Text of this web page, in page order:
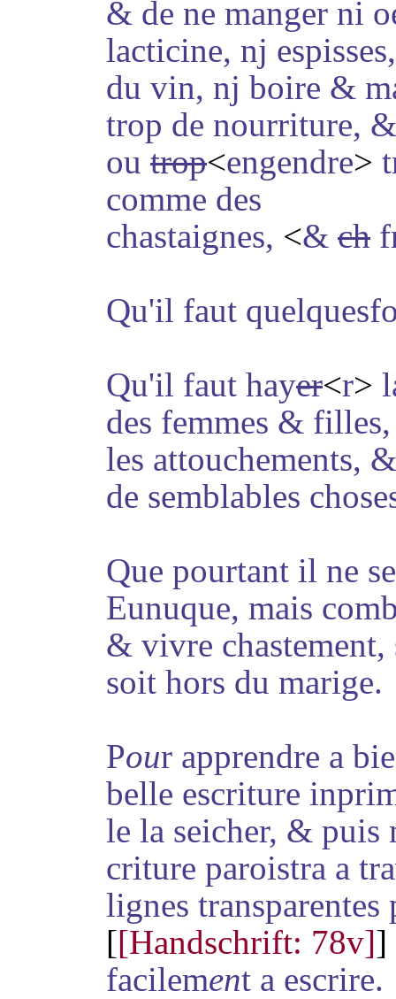
& de ne manger ni
lacticine, nj
du vin, nj boire &
trop de nourriture,
ou trop<engendre>
comme des
chastaignes, <& ch
Qu'il faut
Qu'il faut hayer<r>
des femmes &
les attouchements,
de semblables
Que pourtant il ne
Eunuque, mais
& vivre chastement,
soit hors du marige.
Pour apprendre a
belle escriture
le la seicher, & puis
criture paroistra a
lignes
[[Handschrift: 78v]]
facilement a escrire.